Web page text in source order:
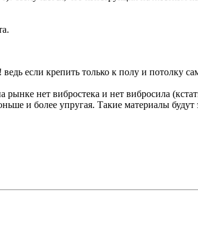
если крепить только к полу и потолку
нет вибростека и нет вибросила
и более упругая. Такие материалы